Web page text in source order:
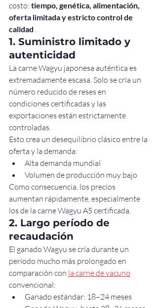
costo: tiempo, genética, alimentación,
oferta limitada y estricto control de
calidad .
1. Suministro limitado y
autenticidad
La carne Wagyu japonesa auténtica es
extremadamente escasa. Solo se cría un
número reducido de reses en
condiciones certificadas y las
exportaciones están estrictamente
controladas.
Esto crea un desequilibrio clásico entre la
oferta y la demanda:
Alta demanda mundial
Volumen de producción muy bajo
Como consecuencia, los precios
aumentan rápidamente, especialmente
los de la carne Wagyu A5 certificada.
2. Largo período de
recaudación
El ganado Wagyu se cría durante un
período mucho más prolongado en
comparación con la carne de vacuno
convencional:
Ganado estándar: 18–24 meses